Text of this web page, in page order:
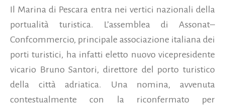
Il Marina di Pescara entra nei vertici nazionali della
portualità turistica. L’assemblea di Assonat–
Confcommercio, principale associazione italiana dei
porti turistici, ha infatti eletto nuovo vicepresidente
vicario Bruno Santori, direttore del porto turistico
della città adriatica. Una nomina, avvenuta
contestualmente con la riconfermato per